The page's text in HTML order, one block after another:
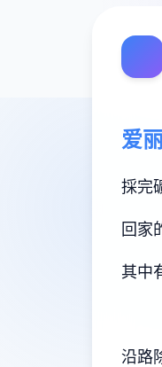
爱
採完
回家
其中
沿路